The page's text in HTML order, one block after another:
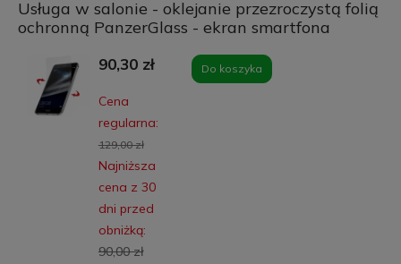
Usługa w salonie - oklejanie przezroczystą folią
ochronną PanzerGlass - ekran smartfona
90,30 zł
Cena
regularna:
129,00 zł
Najniższa
cena z 30
dni przed
obniżką:
90,00 zł
Do koszyka